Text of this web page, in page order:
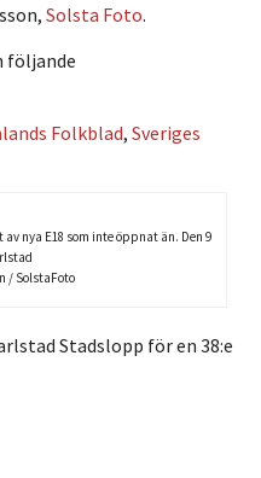
Solsta Foto.
följande
Folkblad,Sveriges
nya E18 som inte öppnat än. Den 9
/ SolstaFoto
Stadslopp för en 38:e